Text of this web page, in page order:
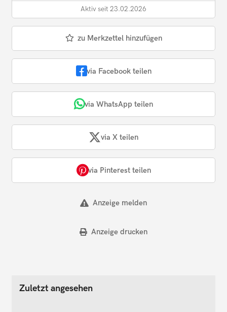
Aktiv seit 23.02.2026
zu Merkzettel hinzufügen
via Facebook teilen
via WhatsApp teilen
via X teilen
via Pinterest teilen
Anzeige melden
Anzeige drucken
Zuletzt angesehen